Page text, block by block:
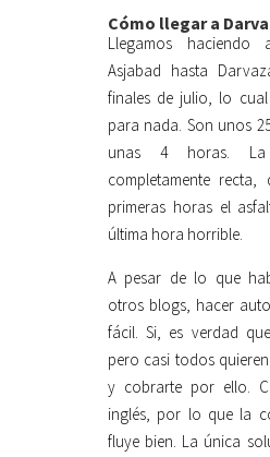
Cómo llegar a
Llegamos haciendo
Asjabad hasta
finales de julio, lo
para nada. Son unos
unas 4 horas. La
completamente
primeras horas el
última hora horrible.
A pesar de lo que
otros blogs, hacer
fácil. Si, es verdad
pero casi todos
y cobrarte por ello.
inglés, por lo que la
fluye bien. La única